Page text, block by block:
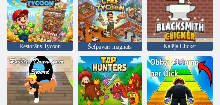
Restorāns Tycoon Šefpavārs magnāts Kalēja Clicker